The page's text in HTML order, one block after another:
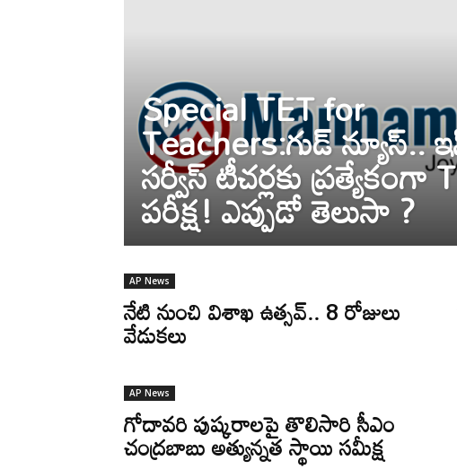
Special TET for
Teachers:గుడ్ న్యూస్..
సర్వీస్ టీచర్లకు ప్రత్యేకంగా
పరీక్ష! ఎప్పుడో తెలుసా ?
AP News
నేటి నుంచి విశాఖ ఉత్సవ్.. 8 రోజులు
వేడుకలు
AP News
గోదావరి పుష్కరాలపై తొలిసారి సీఎం
చంద్రబాబు అత్యున్నత స్థాయి సమీక్ష